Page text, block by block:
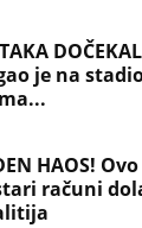
je na
HAOS!
računi